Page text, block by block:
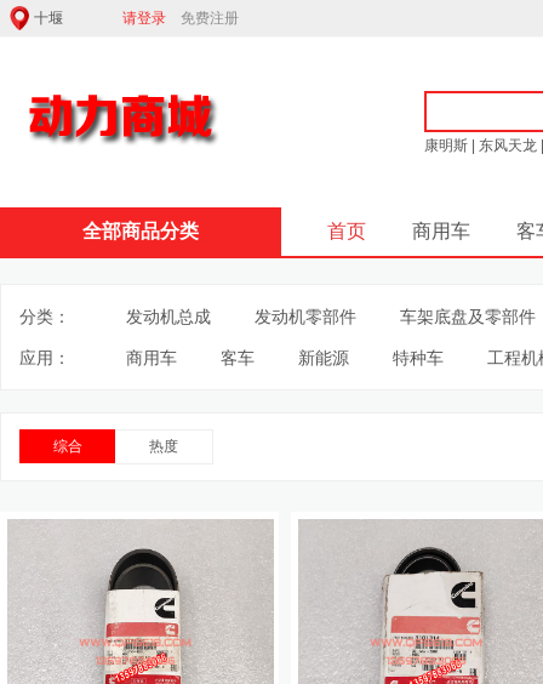
请登录 免费注册
康明斯 东风天龙
全部商品分类 首页 商用车 客
分类： 发动机总成 发动机零部件 车架底盘及零部件
应用： 商用车 客车 新能源 特种车 工程机
综合 热度